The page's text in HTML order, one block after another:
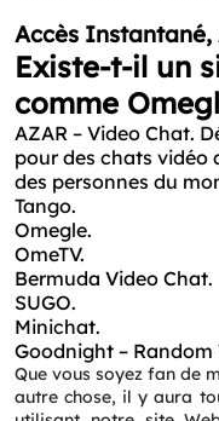
Accès
Existe-t-il un
comme
AZAR – Video Chat.
pour des chats vidéo
des personnes du
Tango.
Omegle.
OmeTV.
Bermuda Video Chat.
SUGO.
Minichat.
Goodnight – Random
Que vous soyez fan de
autre chose, il y aura